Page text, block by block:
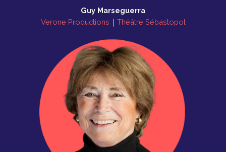
Guy Marseguerra
Verone Productions ｜ Théâtre Sébastopol